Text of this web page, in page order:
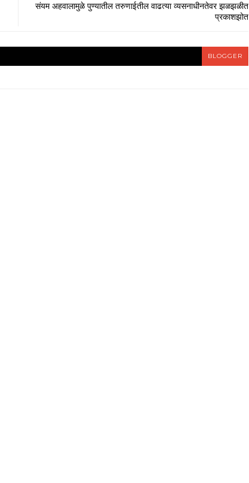
संयम अहवालामुळे पुण्यातील तरुणाईतील वाढत्या व्यसनाधीनतेवर झळझळीत
प्रकाशझोत
BLOGGER